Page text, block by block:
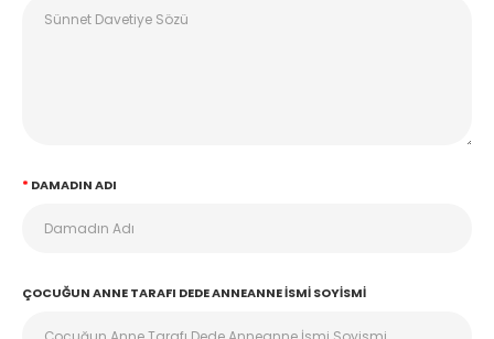
DAMADIN ADI
ÇOCUĞUN ANNE TARAFI DEDE ANNEANNE İSMI SOYISMI